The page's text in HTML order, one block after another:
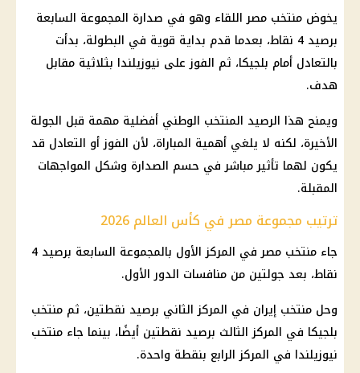
يخوض منتخب مصراللقاء وهو في صدارة المجموعة السابعة
برصيد 4 نقاط، بعدما قدم بداية قوية في البطولة، بدأت
بالتعادل أمام بلجيكا، ثم الفوز على نيوزيلندا بثلاثية مقابل
هدف.
ويمنح هذا الرصيد المنتخب الوطني أفضلية مهمة قبل الجولة
الأخيرة، لكنه لا يلغي أهمية المباراة، لأن الفوز أو التعادل قد
يكون لهما تأثير مباشر في حسم الصدارة وشكل المواجهات
المقبلة.
ترتيب مجموعة مصر في كأس العالم 2026
جاء منتخب مصر
في المركز الأول بالمجموعة السابعة برصيد 4
نقاط، بعد جولتين من منافسات الدور الأول.
وحل منتخب إيران في المركز الثاني برصيد نقطتين، ثم منتخب
بلجيكا في المركز الثالث برصيد نقطتين أيضًا، بينما جاء منتخب
نيوزيلندا في المركز الرابع بنقطة واحدة.